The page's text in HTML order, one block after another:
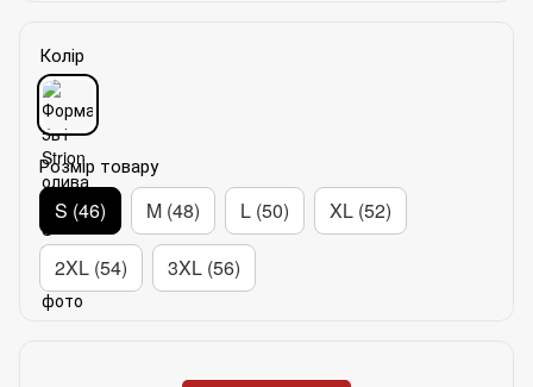
Колір
Розмір товару
S (46) M (48) L (50) XL (52)
2XL (54) 3XL (56)